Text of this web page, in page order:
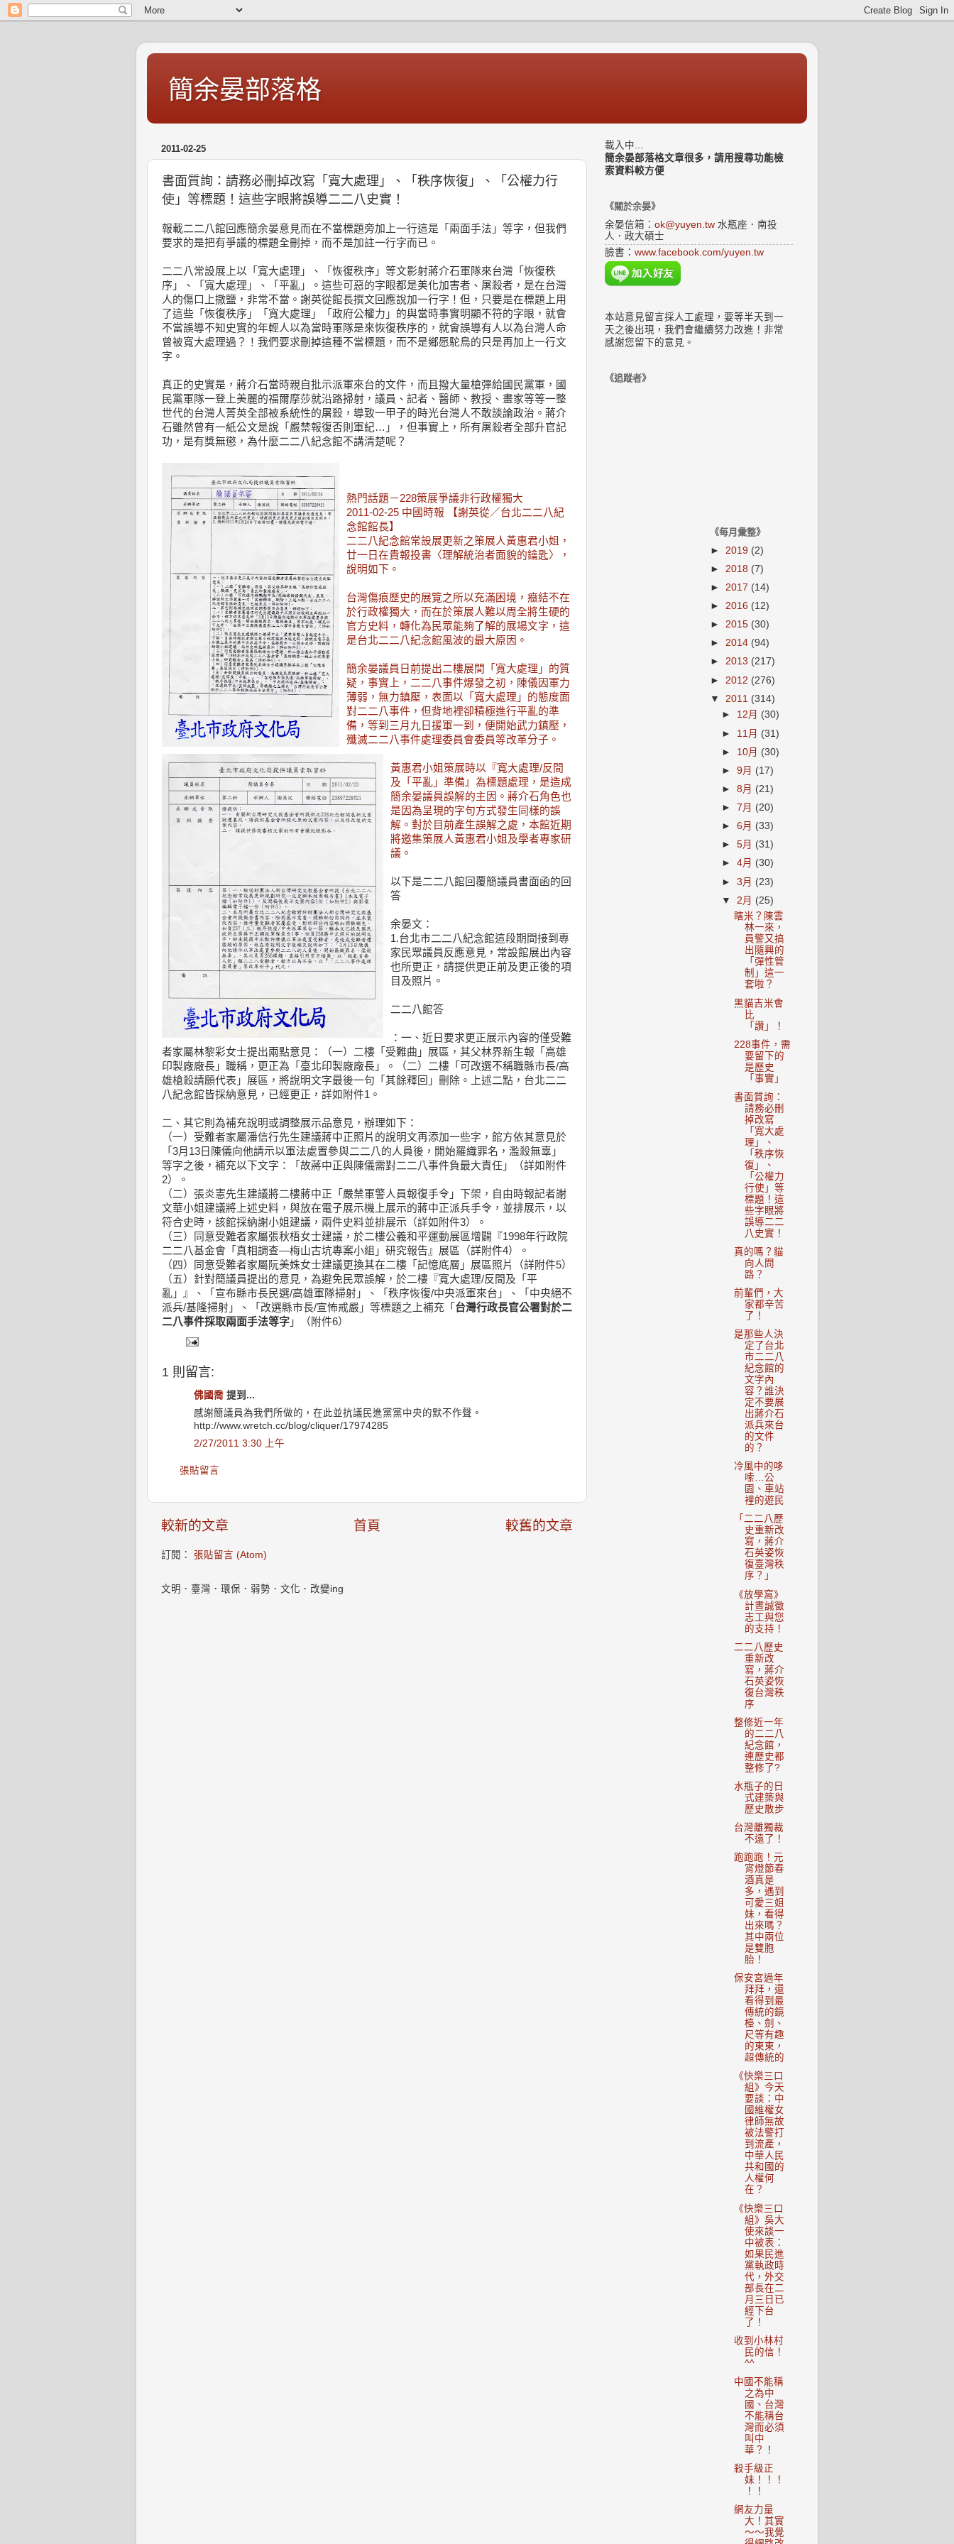
簡余晏部落格
2011-02-25
書面質詢：請務必刪掉改寫「寬大處理」、「秩序恢復」、「公權力行
使」等標題！這些字眼將誤導二二八史實！
報載二二八館回應簡余晏意見而在不當標題旁加上一行這是「兩面手法」等字，但我們
要求的是把有爭議的標題全刪掉，而不是加註一行字而已。
二二八常設展上以「寬大處理」、「恢復秩序」等文影射蔣介石軍隊來台灣「恢復秩
序」、「寬大處理」、「平亂」。這些可惡的字眼都是美化加害者、屠殺者，是在台灣
人的傷口上撒鹽，非常不當。謝英從館長撰文回應說加一行字！但，只要是在標題上用
了這些「恢復秩序」「寬大處理」「政府公權力」的與當時事實明顯不符的字眼，就會
不當誤導不知史實的年輕人以為當時軍隊是來恢復秩序的，就會誤導有人以為台灣人命
曾被寬大處理過？！我們要求刪掉這種不當標題，而不是鄉愿駝鳥的只是再加上一行文
字。
真正的史實是，蔣介石當時親自批示派軍來台的文件，而且撥大量槍彈給國民黨軍，國
民黨軍隊一登上美麗的福爾摩莎就沿路掃射，議員、記者、醫師、教授、畫家等等一整
世代的台灣人菁英全部被系統性的屠殺，導致一甲子的時光台灣人不敢談論政治。蔣介
石雖然曾有一紙公文是說「嚴禁報復否則軍紀…」，但事實上，所有屠殺者全部升官記
功，是有獎無懲，為什麼二二八紀念館不講清楚呢？
熱門話題－228策展爭議非行政權獨大
2011-02-25 中國時報 【謝英從／台北二二八紀
念館館長】
二二八紀念館常設展更新之策展人黃惠君小姐，
廿一日在貴報投書〈理解統治者面貌的鑰匙〉，
說明如下。
台灣傷痕歷史的展覽之所以充滿困境，癥結不在
於行政權獨大，而在於策展人難以周全將生硬的
官方史料，轉化為民眾能夠了解的展場文字，這
是台北二二八紀念館風波的最大原因。
簡余晏議員日前提出二樓展間「寬大處理」的質
疑，事實上，二二八事件爆發之初，陳儀因軍力
薄弱，無力鎮壓，表面以「寬大處理」的態度面
對二二八事件，但背地裡卻積極進行平亂的準
備，等到三月九日援軍一到，便開始武力鎮壓，
殲滅二二八事件處理委員會委員等改革分子。
黃惠君小姐策展時以『寬大處理/反間
及「平亂」準備』為標題處理，是造成
簡余晏議員誤解的主因。蔣介石角色也
是因為呈現的字句方式發生同樣的誤
解。對於目前產生誤解之處，本館近期
將邀集策展人黃惠君小姐及學者專家研
議。
以下是二二八館回覆簡議員書面函的回
答
余晏文：
1.台北市二二八紀念館這段期間接到專
家民眾議員反應意見，常設館展出內容
也所更正，請提供更正前及更正後的項
目及照片。
二二八館答
：一、近日要求更正展示內容的僅受難
者家屬林黎彩女士提出兩點意見：（一）二樓「受難曲」展區，其父林界新生報「高雄
印製廠廠長」職稱，更正為「臺北印製廠廠長」。（二）二樓「可改選不稱職縣市長/高
雄槍殺請願代表」展區，將說明文字最後一句「其餘釋回」刪除。上述二點，台北二二
八紀念館皆採納意見，已經更正，詳如附件1。
二、其它則為補充說明或調整展示品意見，辦理如下：
（一）受難者家屬潘信行先生建議蔣中正照片的說明文再添加一些字，館方依其意見於
「3月13日陳儀向他請示以軍法處置參與二二八的人員後，開始羅織罪名，濫殺無辜」
等字之後，補充以下文字：「故蔣中正與陳儀需對二二八事件負最大責任」（詳如附件
2）。
（二）張炎憲先生建議將二樓蔣中正「嚴禁軍警人員報復手令」下架，自由時報記者謝
文華小姐建議將上述史料，與放在電子展示機上展示的蔣中正派兵手令，並排展示，以
符合史時，該館採納謝小姐建議，兩件史料並排展示（詳如附件3）。
（三）同意受難者家屬張秋梧女士建議，於二樓公義和平運動展區增闢『1998年行政院
二二八基金會「真相調查—梅山古坑專案小組」研究報告』展區（詳附件4）。
（四）同意受難者家屬阮美姝女士建議更換其在二樓「記憶底層」展區照片（詳附件5）
（五）針對簡議員提出的意見，為避免民眾誤解，於二樓『寬大處理/反間及「平
亂」』、「宣布縣市長民選/高雄軍隊掃射」、「秩序恢復/中央派軍來台」、「中央絕不
派兵/基隆掃射」、「改選縣市長/宣怖戒嚴」等標題之上補充「 台灣行政長官公署對於二
二八事件採取兩面手法等字 」（附件6）
1 則留言:
佛國喬 提到...
感謝簡議員為我們所做的，在此並抗議民進黨黨中央的默不作聲。
http://www.wretch.cc/blog/cliquer/17974285
2/27/2011 3:30 上午
張貼留言
較新的文章 較舊的文章
首頁
訂閱： 張貼留言 (Atom)
文明．臺灣．環保．弱勢．文化．改變ing
載入中...
簡余晏部落格文章很多，請用搜尋功能檢
索資料較方便
《關於余晏》
余晏信箱： ok@yuyen.tw 水瓶座．南投
人．政大碩士
臉書： www.facebook.com/yuyen.tw
本站意見留言採人工處理，要等半天到一
天之後出現，我們會繼續努力改進！非常
感謝您留下的意見。
《追蹤者》
《每月彙整》
► 2019 (2)
► 2018 (7)
► 2017 (14)
► 2016 (12)
► 2015 (30)
► 2014 (94)
► 2013 (217)
► 2012 (276)
▼ 2011 (314)
► 12月 (30)
► 11月 (31)
► 10月 (30)
►9月 (17)
►8月 (21)
►7月 (20)
►6月 (33)
►5月 (31)
►4月 (30)
►3月 (23)
▼ 2月 (25)
瞎米？陳雲
林一來，
員警又搞
出隨興的
「彈性管
制」這一
套啦？
黑貓吉米會
比
「讚」！
228事件，需
要留下的
是歷史
「事實」
書面質詢：
請務必刪
掉改寫
「寬大處
理」、
「秩序恢
復」、
「公權力
行使」等
標題！這
些字眼將
誤導二二
八史實！
真的嗎？貓
向人問
路？
前輩們，大
家都辛苦
了！
是那些人決
定了台北
市二二八
紀念館的
文字內
容？誰決
定不要展
出蔣介石
派兵來台
的文件
的？
冷風中的哆
嗦…公
園、車站
裡的遊民
「二二八歷
史重新改
寫，蔣介
石英姿恢
復臺灣秩
序？」
《放學窩》
計晝誠徵
志工與您
的支持！
二二八歷史
重新改
寫，蔣介
石英姿恢
復台灣秩
序
整修近一年
的二二八
紀念館，
連歷史都
整修了?
水瓶子的日
式建築與
歷史散步
台灣離獨裁
不遠了！
跑跑跑！元
宵燈節春
酒真是
多，遇到
可愛三姐
妹，看得
出來嗎？
其中兩位
是雙胞
胎！
保安宮過年
拜拜，還
看得到最
傳統的鏡
檯、劍、
尺等有趣
的東東，
超傳統的
《快樂三口
組》今天
要談：中
國維權女
律師無故
被法警打
到流產，
中華人民
共和國的
人權何
在？
《快樂三口
組》吳大
使來談一
中被表：
如果民進
黨執政時
代，外交
部長在二
月三日已
經下台
了！
收到小林村
民的信！
^^
中國不能稱
之為中
國、台灣
不能稱台
灣而必須
叫中
華？！
殺手級正
妹！！！
！！
網友力量
大！其實
～～我覺